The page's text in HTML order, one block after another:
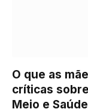
O que as
críticas
Meio e